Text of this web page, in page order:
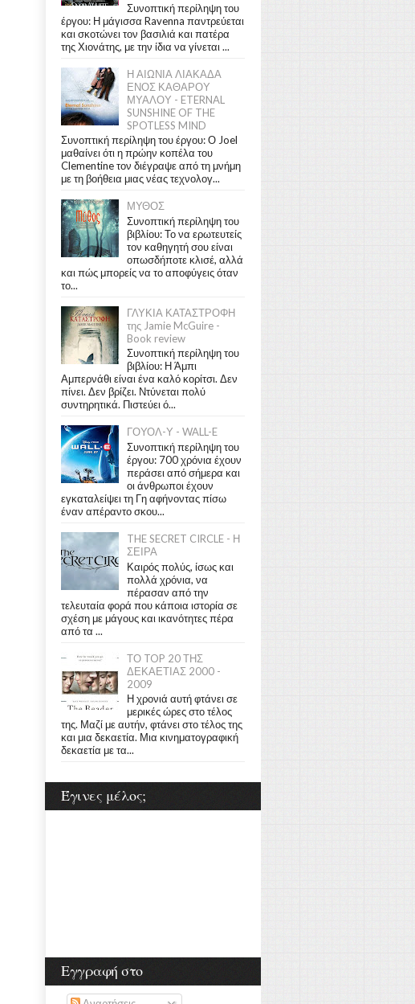
Συνοπτική περίληψη του
έργου: Η μάγισσα Ravenna παντρεύεται
και σκοτώνει τον βασιλιά και πατέρα
της Χιονάτης, με την ίδια να γίνεται ...
Η ΑΙΩΝΙΑ ΛΙΑΚΑΔΑ
ΕΝΟΣ ΚΑΘΑΡΟΥ
ΜΥΑΛΟΥ - ETERNAL
SUNSHINE OF THE
SPOTLESS MIND
Συνοπτική περίληψη του έργου: Ο Joel
μαθαίνει ότι η πρώην κοπέλα του
Clementine τον διέγραψε από τη μνήμη
με τη βοήθεια μιας νέας τεχνολογ...
ΜΥΘΟΣ
Συνοπτική περίληψη του
βιβλίου: Το να ερωτευτείς
τον καθηγητή σου είναι
οπωσδήποτε κλισέ, αλλά
και πώς μπορείς να το αποφύγεις όταν
το...
ΓΛΥΚΙΑ ΚΑΤΑΣΤΡΟΦΗ
της Jamie McGuire -
Book review
Συνοπτική περίληψη του
βιβλίου: Η Άμπι
Αμπερνάθι είναι ένα καλό κορίτσι. Δεν
πίνει. Δεν βρίζει. Ντύνεται πολύ
συντηρητικά. Πιστεύει ό...
ΓΟΥΟΛ-Υ - WALL-E
Συνοπτική περίληψη του
έργου: 700 χρόνια έχουν
περάσει από σήμερα και
οι άνθρωποι έχουν
εγκαταλείψει τη Γη αφήνοντας πίσω
έναν απέραντο σκου...
THE SECRET CIRCLE - Η
ΣΕΙΡΑ
Καιρός πολύς, ίσως και
πολλά χρόνια, να
πέρασαν από την
τελευταία φορά που κάποια ιστορία σε
σχέση με μάγους και ικανότητες πέρα
από τα ...
ΤΟ TOP 20 ΤΗΣ
ΔΕΚΑΕΤΙΑΣ 2000 -
2009
Η χρονιά αυτή φτάνει σε
μερικές ώρες στο τέλος
της. Μαζί με αυτήν, φτάνει στο τέλος της
και μια δεκαετία. Μια κινηματογραφική
δεκαετία με τα...
Έγινες μέλος;
Εγγραφή στο